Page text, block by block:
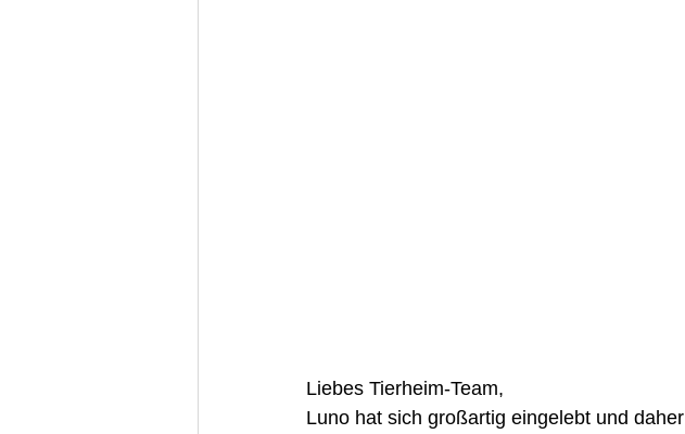
Liebes Tierheim-Team,
Luno hat sich großartig eingelebt und